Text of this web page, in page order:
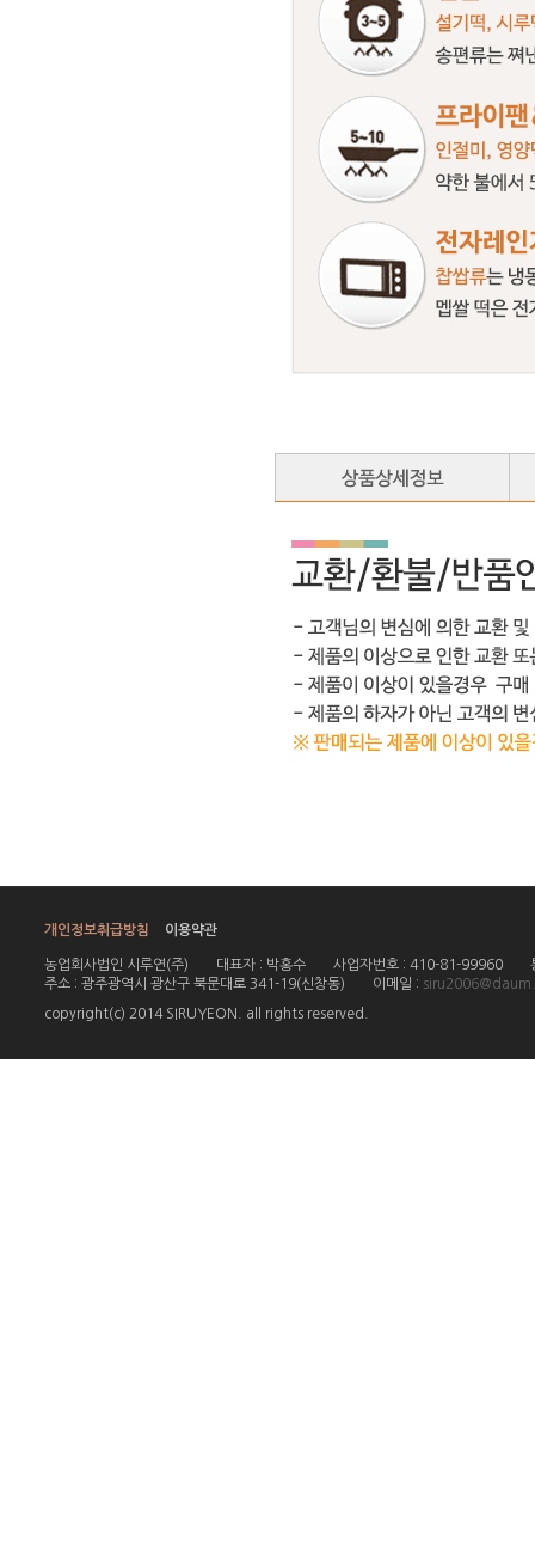
개인정보취급방침 이용약관
농업회사법인 시루연(주) 대표자 : 박홍수 사업자번호 : 410-81-99960
주소 : 광주광역시 광산구 북문대로 341-19(신창동)
이메일 :
copyright(c) 2014 SIRUYEON. all rights reserved.